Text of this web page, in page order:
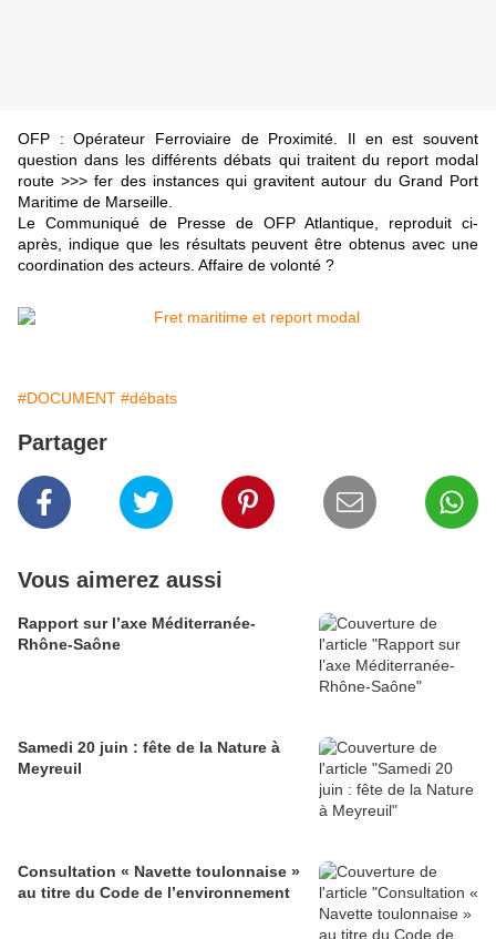
OFP : Opérateur Ferroviaire de Proximité. Il en est souvent
question dans les différents débats qui traitent du report modal
route >>> fer des instances qui gravitent autour du Grand Port
Maritime de Marseille.
Le Communiqué de Presse de OFP Atlantique, reproduit ci-
après, indique que les résultats peuvent être obtenus avec une
coordination des acteurs. Affaire de volonté ?
#DOCUMENT #débats
Partager
Vous aimerez aussi
Rapport sur l’axe Méditerranée-
Rhône-Saône
Samedi 20 juin : fête de la Nature à
Meyreuil
Consultation « Navette toulonnaise »
au titre du Code de l’environnement